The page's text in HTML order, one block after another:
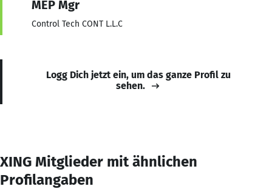
MEP Mgr
Control Tech CONT L.L.C
Logg Dich jetzt ein, um das ganze Profil zu
sehen.
XING Mitglieder mit ähnlichen
Profilangaben